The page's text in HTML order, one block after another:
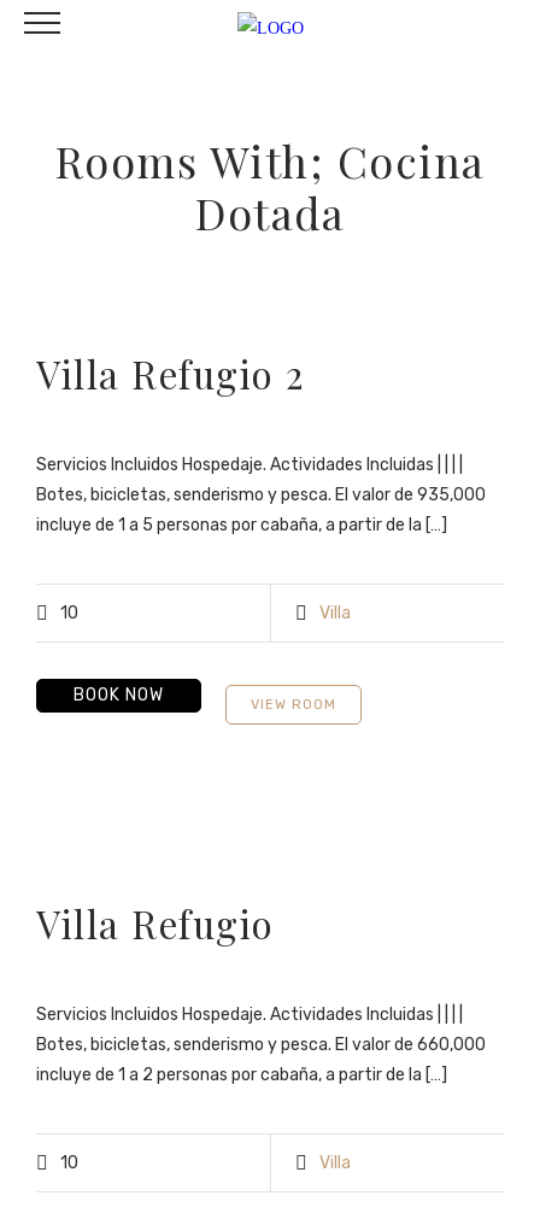
Rooms With; Cocina
Dotada
Villa Refugio 2
Servicios Incluidos Hospedaje. Actividades Incluidas | | | |
Botes, bicicletas, senderismo y pesca. El valor de 935,000
incluye de 1 a 5 personas por cabaña, a partir de la […]
10 Villa
VIEW ROOM
BOOK NOW
Villa Refugio
Servicios Incluidos Hospedaje. Actividades Incluidas | | | |
Botes, bicicletas, senderismo y pesca. El valor de 660,000
incluye de 1 a 2 personas por cabaña, a partir de la […]
10 Villa